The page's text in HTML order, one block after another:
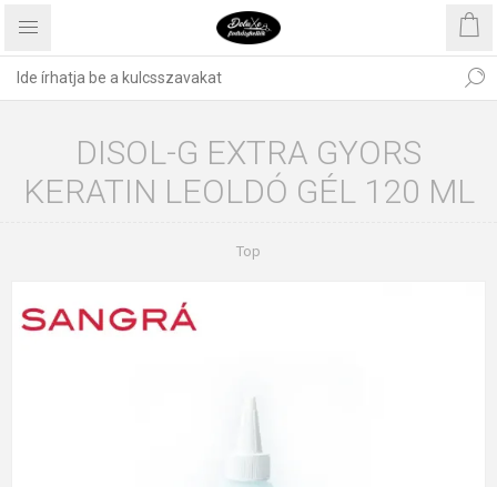
DISOL-G EXTRA GYORS
KERATIN LEOLDÓ GÉL 120 ML
Top